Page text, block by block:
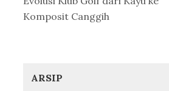
Komposit Canggih
ARSIP